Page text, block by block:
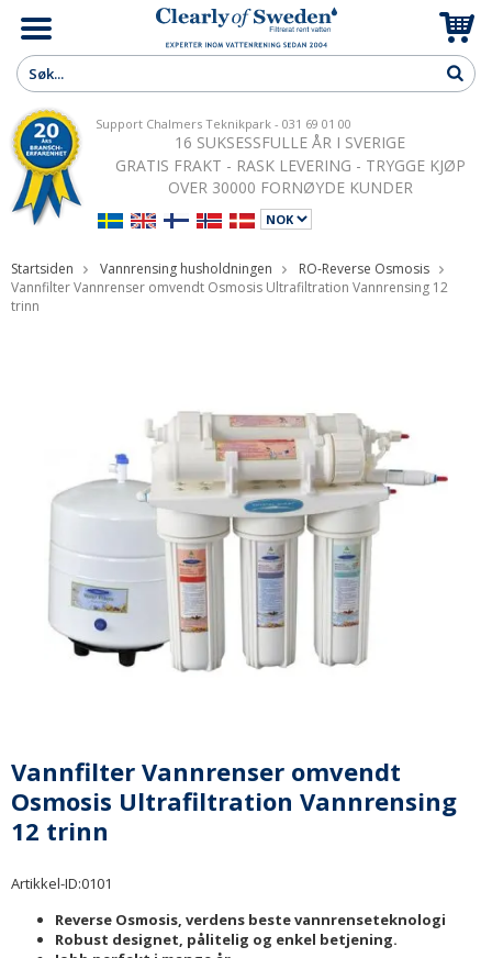
Support Chalmers Teknikpark - 031 69 01 00
16 SUKSESSFULLE ÅR I SVERIGE
GRATIS FRAKT - RASK LEVERING - TRYGGE KJØP
OVER 30000 FORNØYDE KUNDER
Startsiden Vannrensing husholdningen
RO-Reverse Osmosis
Vannfilter Vannrenser omvendt Osmosis Ultrafiltration Vannrensing 12
trinn
Vannfilter Vannrenser omvendt
Osmosis Ultrafiltration Vannrensing
12 trinn
Artikkel-ID:0101
Reverse Osmosis, verdens beste vannrenseteknologi
Robust designet, pålitelig og enkel betjening.